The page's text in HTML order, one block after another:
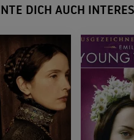
DICH AUCH